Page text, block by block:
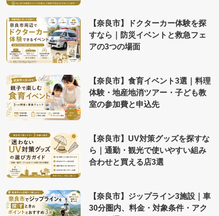
【奈良市】ドクターカー体験を探
すなら｜防災イベントと救急フェ
アの3つの場面
【奈良市】食育イベント3選｜料理
体験・地産地消ツアー・子ども教
室の参加費と申込先
【奈良市】UV対策グッズを探すな
ら｜通勤・観光で使いやすい組み
合わせと買える店3選
【奈良市】ジップライン3施設｜車
30分圏内、料金・対象条件・アク